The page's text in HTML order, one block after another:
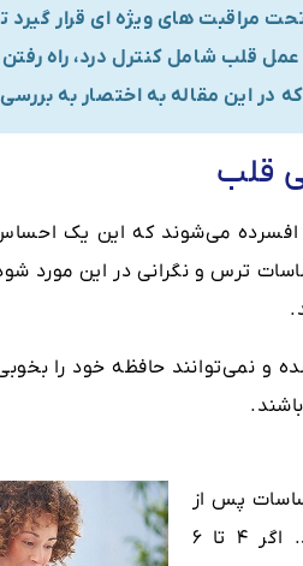
تحت مراقبت های ویژه ای قرار
قلب شامل کنترل درد، راه
در این مقاله به اختصار به
قلب
افسرده می‌شوند که این یک
ترس و نگرانی در این مورد
و نمی‌توانند حافظه خود را
پس از
طی دوران بهبودی شما خاتمه می یابد. اگر ۴ تا ۶